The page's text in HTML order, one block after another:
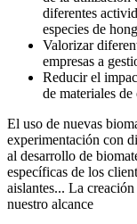
diferentes
especies de
Valorizar
empresas a
Reducir el
de materiales
El uso de nuevas
experimentación con
al desarrollo de
específicas de los
aislantes... La
nuestro alcance